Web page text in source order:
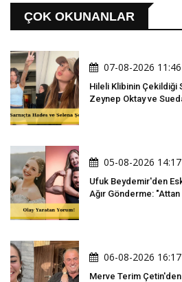
ÇOK OKUNANLAR
07-08-2026 11:46
Hileli Klibinin Çekildiği
Zeynep Oktay ve
05-08-2026 14:17
Ufuk Beydemir'den
Ağır Gönderme:
06-08-2026 16:17
Merve Terim